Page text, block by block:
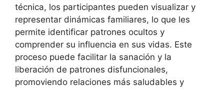
técnica, los participantes pueden visualizar y
representar dinámicas familiares, lo que les
permite identificar patrones ocultos y
comprender su influencia en sus vidas. Este
proceso puede facilitar la sanación y la
liberación de patrones disfuncionales,
promoviendo relaciones más saludables y